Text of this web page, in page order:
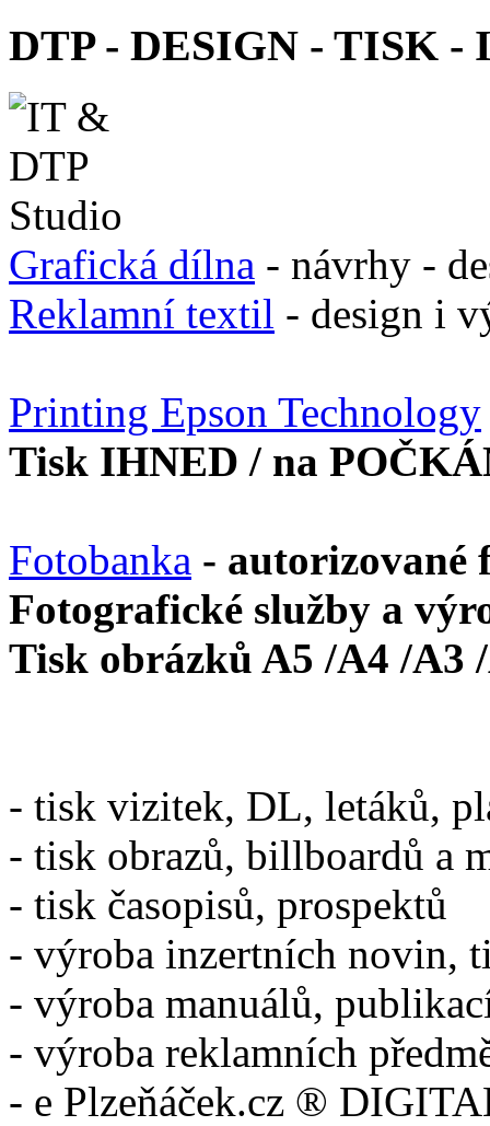
DTP - DESIGN - TISK -
Grafická dílna - návrhy -
Reklamní textil - design i
Printing Epson Technology
Tisk IHNED / na
Fotobanka - autorizované
Fotografické služby a
Tisk obrázků A5 /A4 /A3
- tisk vizitek, DL, letáků,
- tisk obrazů, billboardů a
- tisk časopisů, prospektů
- výroba inzertních novin,
- výroba manuálů,
- výroba reklamních
- e Plzeňáček.cz ®